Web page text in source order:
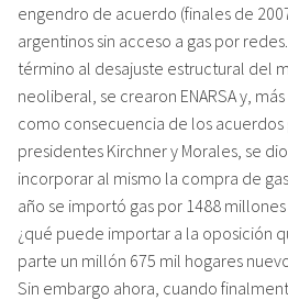
engendro de acuerdo (finales de
argentinos sin acceso a gas por
término al desajuste estructural del
neoliberal, se crearon ENARSA y,
como consecuencia de los acuerdos
presidentes Kirchner y Morales, se
incorporar al mismo la compra de
año se importó gas por 1488
¿qué puede importar a la oposición
parte un millón 675 mil hogares
Sin embargo ahora, cuando